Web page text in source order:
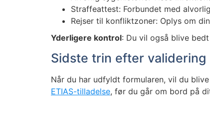
Straffeattest: Forbundet med
Rejser til konfliktzoner: Oplys om
Yderligere kontrol: Du vil også blive
Sidste trin efter validering
Når du har udfyldt formularen, vil du
ETIAS-tilladelse, før du går om bord på